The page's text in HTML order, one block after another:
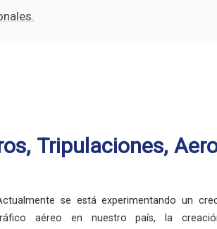
Tripulaciones,
se está experimentando un
aéreo en nuestro país, la